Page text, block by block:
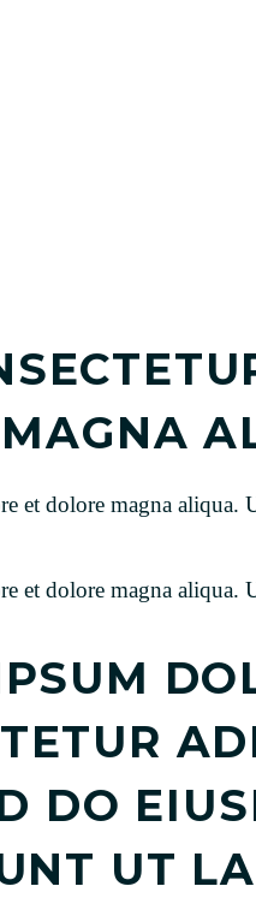
et dolore magna aliqua.
et dolore magna aliqua.
DO
UT